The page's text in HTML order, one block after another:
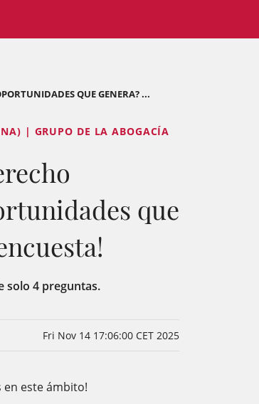
QUE GENERA? ...
| GRUPO DE LA ABOGACÍA
que
solo 4 preguntas.
Fri Nov 14 17:06:00 CET 2025
en este ámbito!